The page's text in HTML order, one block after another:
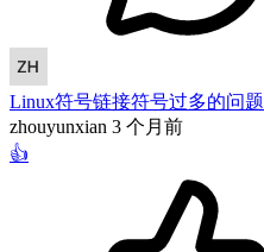
Linux符号链接符号过多的问题
zhouyunxian 3 个月前
👍